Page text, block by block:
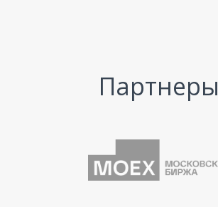
Партнеры